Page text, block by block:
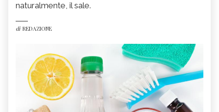
naturalmente, il sale.
di REDAZIONE